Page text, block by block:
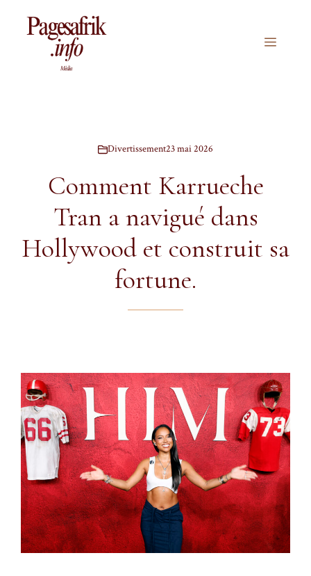
Menu
Divertissement23 mai 2026
Comment Karrueche
Tran a navigué dans
Hollywood et construit sa
fortune.